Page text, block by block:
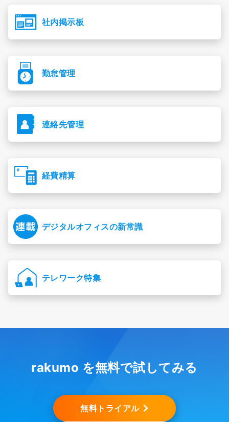
社内掲示板
勤怠管理
連絡先管理
経費精算
デジタルオフィスの新常識
テレワーク特集
rakumo を無料で試してみる
無料トライアル